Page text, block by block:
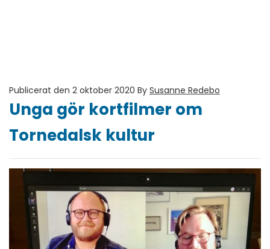
Publicerat den 2 oktober 2020 By Susanne Redebo
Unga gör kortfilmer om
Tornedalsk kultur